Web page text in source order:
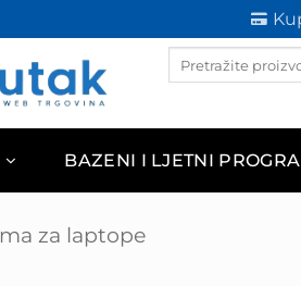
Products
BAZENI I LJETNI
za laptope